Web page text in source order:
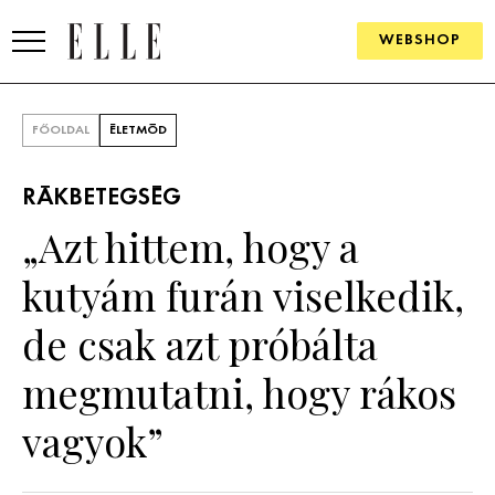
WEBSHOP
SZÉPSÉG
KULTÚRA
FŐOLDAL ÉLETMÓD
RÁKBETEGSÉG
„Azt hittem, hogy a
kutyám furán viselkedik,
de csak azt próbálta
megmutatni, hogy rákos
vagyok”